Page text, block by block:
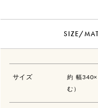
SIZE/
サイズ
約 幅
む）